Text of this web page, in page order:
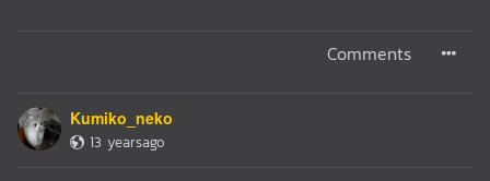
Comments
Kumiko_neko
13 yearsago